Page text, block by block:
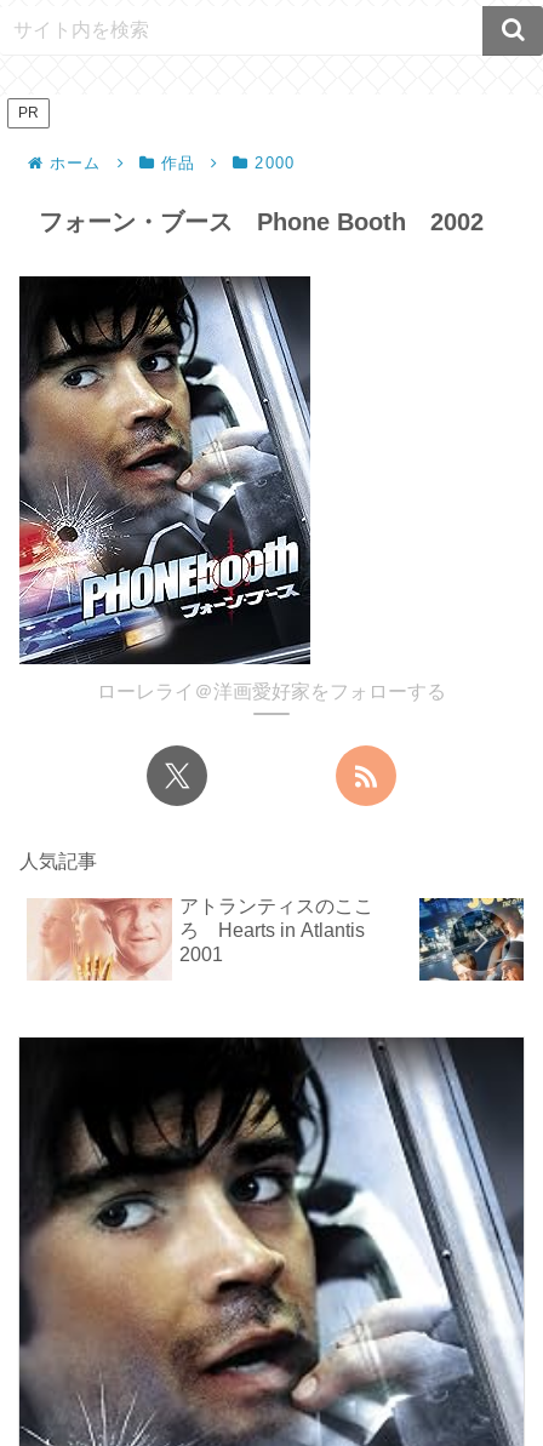
PR
ホーム 作品 2000
フォーン・ブース Phone Booth 2002
ローレライ＠洋画愛好家をフォローする
人気記事
アトランティスのここ
ろ Hearts in Atlantis
2001